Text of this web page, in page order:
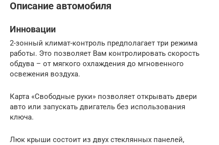
Описание автомобиля
Инновации
2-зонный климат-контроль предполагает три режима
работы. Это позволяет Вам контролировать скорость
обдува – от мягкого охлаждения до мгновенного
освежения воздуха.
Карта «Свободные руки» позволяет открывать двери
авто или запускать двигатель без использования
ключа.
Люк крыши состоит из двух стеклянных панелей,